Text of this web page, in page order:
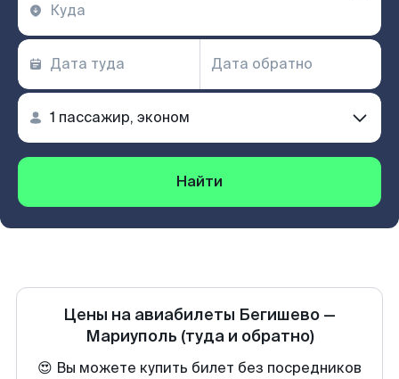
Найти
Цены на авиабилеты Бегишево —
Мариуполь (туда и обратно)
😍 Вы можете купить билет без посредников